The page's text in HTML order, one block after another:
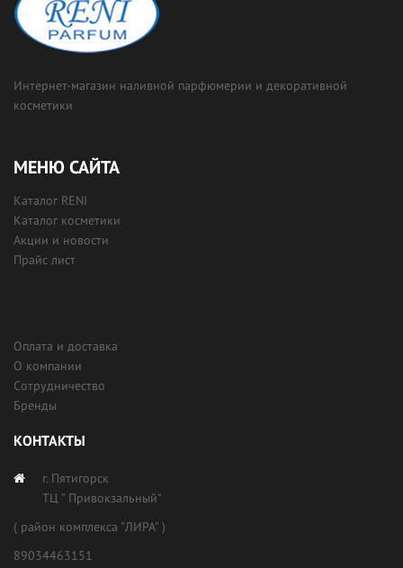
Интернет-магазин наливной парфюмерии и декоративной
косметики
МЕНЮ САЙТА
Каталог RENI
Каталог косметики
Акции и новости
Прайс лист
Оплата и доставка
О компании
Сотрудничество
Бренды
КОНТАКТЫ
г. Пятигорск
ТЦ " Привокзальный"
( район комплекса "ЛИРА" )
89034463151